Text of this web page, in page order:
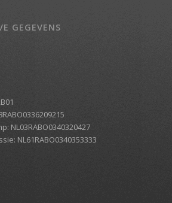
GEGEVENS
NL03RABO0340320427
NL61RABO0340353333